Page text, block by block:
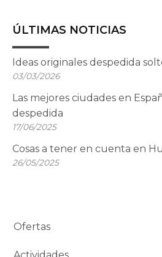
ÚLTIMAS NOTICIAS
Ideas originales despedida
03/03/2026
Las mejores ciudades en
despedida
17/06/2025
Cosas a tener en cuenta en
26/05/2025
Ofertas